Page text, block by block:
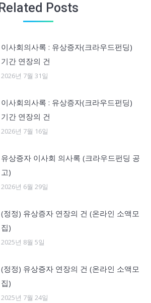
Related Posts
이사회의사록 : 유상증자(크라우드펀딩)
기간 연장의 건
2026년 7월 31일
이사회의사록 : 유상증자(크라우드펀딩)
기간 연장의 건
2026년 7월 16일
유상증자 이사회 의사록 (크라우드펀딩 공
고)
2026년 6월 29일
(정정) 유상증자 연장의 건 (온라인 소액모
집)
2025년 8월 5일
(정정) 유상증자 연장의 건 (온라인 소액모
집)
2025년 7월 24일